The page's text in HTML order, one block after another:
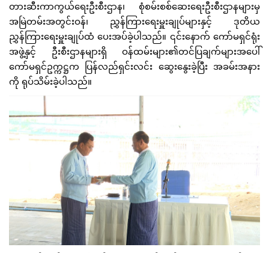
တားဆီးကာကွယ်ရေးဦးစီးဌာန၊ စုံစမ်းစစ်ဆေးရေးဦးစီးဌာနများမှ
အမြဲတမ်းအတွင်းဝန်၊ ညွှန်ကြားရေးမှူးချုပ်များနှင့် ဒုတိယ
ညွှန်ကြားရေးမှူးချုပ်ထံ ပေးအပ်ခဲ့ပါသည်။ ၎င်းနောက် ကော်မရှင်ရုံး
အဖွဲ့နှင့် ဦးစီးဌာနများရှိ ဝန်ထမ်းများ၏တင်ပြချက်များအပေါ်
ကော်မရှင်ဥက္ကဋ္ဌက ပြန်လည်ရှင်းလင်း ဆွေးနွေးခဲ့ပြီး အခမ်းအနား
ကို ရုပ်သိမ်းခဲ့ပါသည်။